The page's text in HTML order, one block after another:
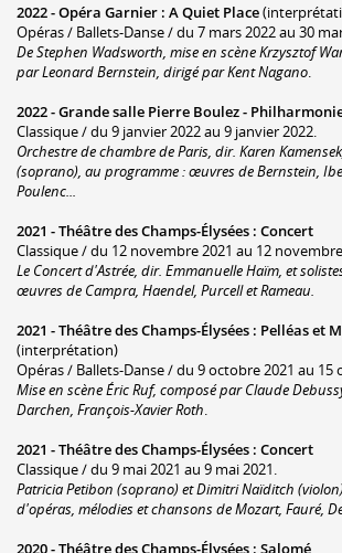
2022 -Opéra Garnier : A Quiet Place
Opéras / Ballets-Danse / du 7 mars 2022 au 30
De Stephen Wadsworth, mise en scène Krzysztof
par Leonard Bernstein, dirigé par Kent Nagano.
2022 -Grande salle Pierre Boulez -
Classique / du 9 janvier 2022 au 9 janvier 2022.
Orchestre de chambre de Paris, dir. Karen
(soprano), au programme : œuvres de Bernstein,
Poulenc...
2021 -Théâtre des Champs-Élysées : Concert
Classique / du 12 novembre 2021 au 12
Le Concert d'Astrée, dir. Emmanuelle Haïm, et
œuvres de Campra, Haendel, Purcell et Rameau.
2021 -Théâtre des Champs-Élysées : Pelléas et
(interprétation)
Opéras / Ballets-Danse / du 9 octobre 2021 au 15
Mise en scène Éric Ruf, composé par Claude
Darchen, François-Xavier Roth.
2021 -Théâtre des Champs-Élysées : Concert
Classique / du 9 mai 2021 au 9 mai 2021.
Patricia Petibon (soprano) et Dimitri Naïditch
d'opéras, mélodies et chansons de Mozart, Fauré,
2020 -Théâtre des Champs-Élysées : Salomé